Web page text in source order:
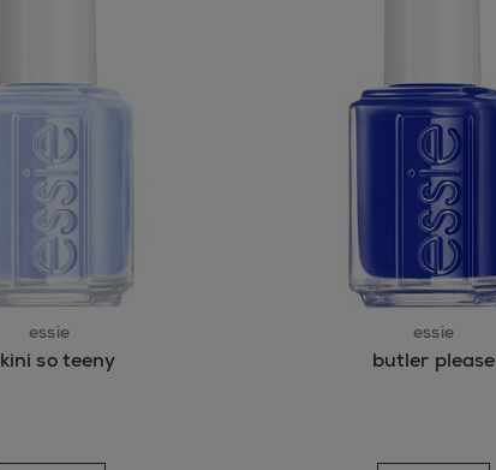
essie
so teeny
essie
butler please